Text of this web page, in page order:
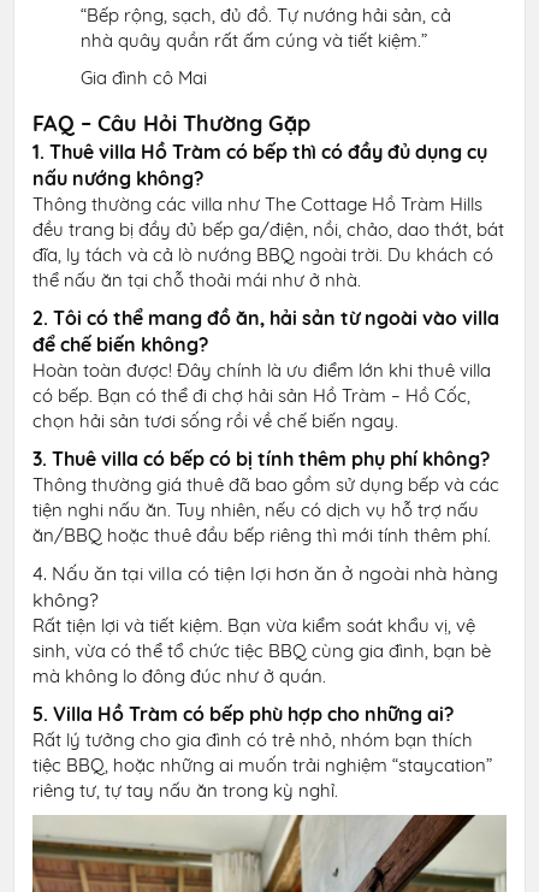
“Bếp rộng, sạch, đủ đồ. Tự nướng hải sản, cả
nhà quây quần rất ấm cúng và tiết kiệm.”
Gia đình cô Mai
FAQ – Câu Hỏi Thường Gặp
1. Thuê villa Hồ Tràm có bếp thì có đầy đủ dụng cụ
nấu nướng không?
Thông thường các villa như The Cottage Hồ Tràm Hills
đều trang bị đầy đủ bếp ga/điện, nồi, chảo, dao thớt, bát
đĩa, ly tách và cả lò nướng BBQ ngoài trời. Du khách có
thể nấu ăn tại chỗ thoải mái như ở nhà.
2. Tôi có thể mang đồ ăn, hải sản từ ngoài vào villa
để chế biến không?
Hoàn toàn được! Đây chính là ưu điểm lớn khi thuê villa
có bếp. Bạn có thể đi chợ hải sản Hồ Tràm – Hồ Cốc,
chọn hải sản tươi sống rồi về chế biến ngay.
3. Thuê villa có bếp có bị tính thêm phụ phí không?
Thông thường giá thuê đã bao gồm sử dụng bếp và các
tiện nghi nấu ăn. Tuy nhiên, nếu có dịch vụ hỗ trợ nấu
ăn/BBQ hoặc thuê đầu bếp riêng thì mới tính thêm phí.
4. Nấu ăn tại villa có tiện lợi hơn ăn ở ngoài nhà hàng
không?
Rất tiện lợi và tiết kiệm. Bạn vừa kiểm soát khẩu vị, vệ
sinh, vừa có thể tổ chức tiệc BBQ cùng gia đình, bạn bè
mà không lo đông đúc như ở quán.
5. Villa Hồ Tràm có bếp phù hợp cho những ai?
Rất lý tưởng cho gia đình có trẻ nhỏ, nhóm bạn thích
tiệc BBQ, hoặc những ai muốn trải nghiệm “staycation”
riêng tư, tự tay nấu ăn trong kỳ nghỉ.